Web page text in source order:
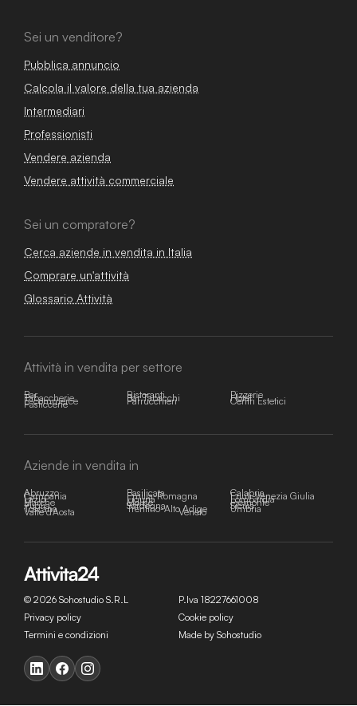
Sei un venditore?
Pubblica annuncio
Calcola il valore della tua azienda
Intermediari
Professionisti
Vendere azienda
Vendere attività commerciale
Sei un compratore?
Cerca aziende in vendita in Italia
Comprare un'attività
Glossario Attività
Attività in vendita per settore
Bar Ristoranti Pizzerie
Tabaccherie Bar Tabacchi Hotel
E-commerce Parrucchieri Centri Estetici
Pasticcerie
Aziende in vendita in
Abruzzo Basilicata Calabria
Campania Emilia-Romagna Friuli-Venezia Giulia
Lazio Liguria Lombardia
Marche Molise Piemonte
Puglia Sardegna Sicilia
Toscana Trentino-Alto Adige Umbria
Valle d'Aosta Veneto
© 2026 Sohostudio S.R.L
P.Iva 18227661008
Privacy policy
Cookie policy
Termini e condizioni
Made by Sohostudio